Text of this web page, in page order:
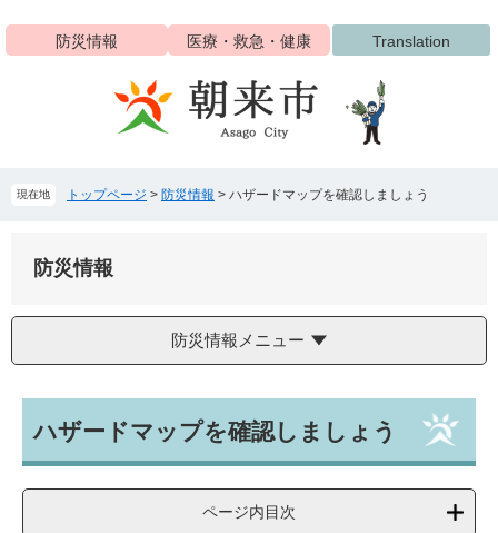
ジ
ュ
防災情報 医療・救急・健康 Translation
現在地 トップページ > 防災情報 > ハザードマップを確認しましょう
防災情報
防災情報メニュー
文ハザードマップを確認しましょう
ページ内目次